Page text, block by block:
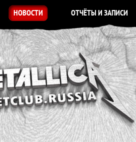
НОВОСТИ ОТЧЁТЫ И ЗАПИСИ